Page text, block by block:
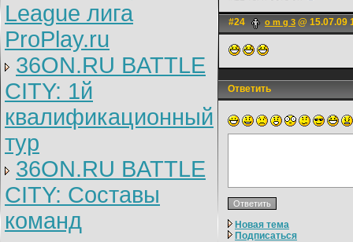
League лига
ProPlay.ru
36ON.RU BATTLE
CITY: 1й
квалификационный
тур
36ON.RU BATTLE
CITY: Составы
команд
#24 o m g 3 @ 15.07.09
Ответить
Новая тема
Подписаться